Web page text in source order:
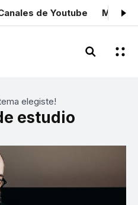
de Youtube Mis
elegiste!
estudio